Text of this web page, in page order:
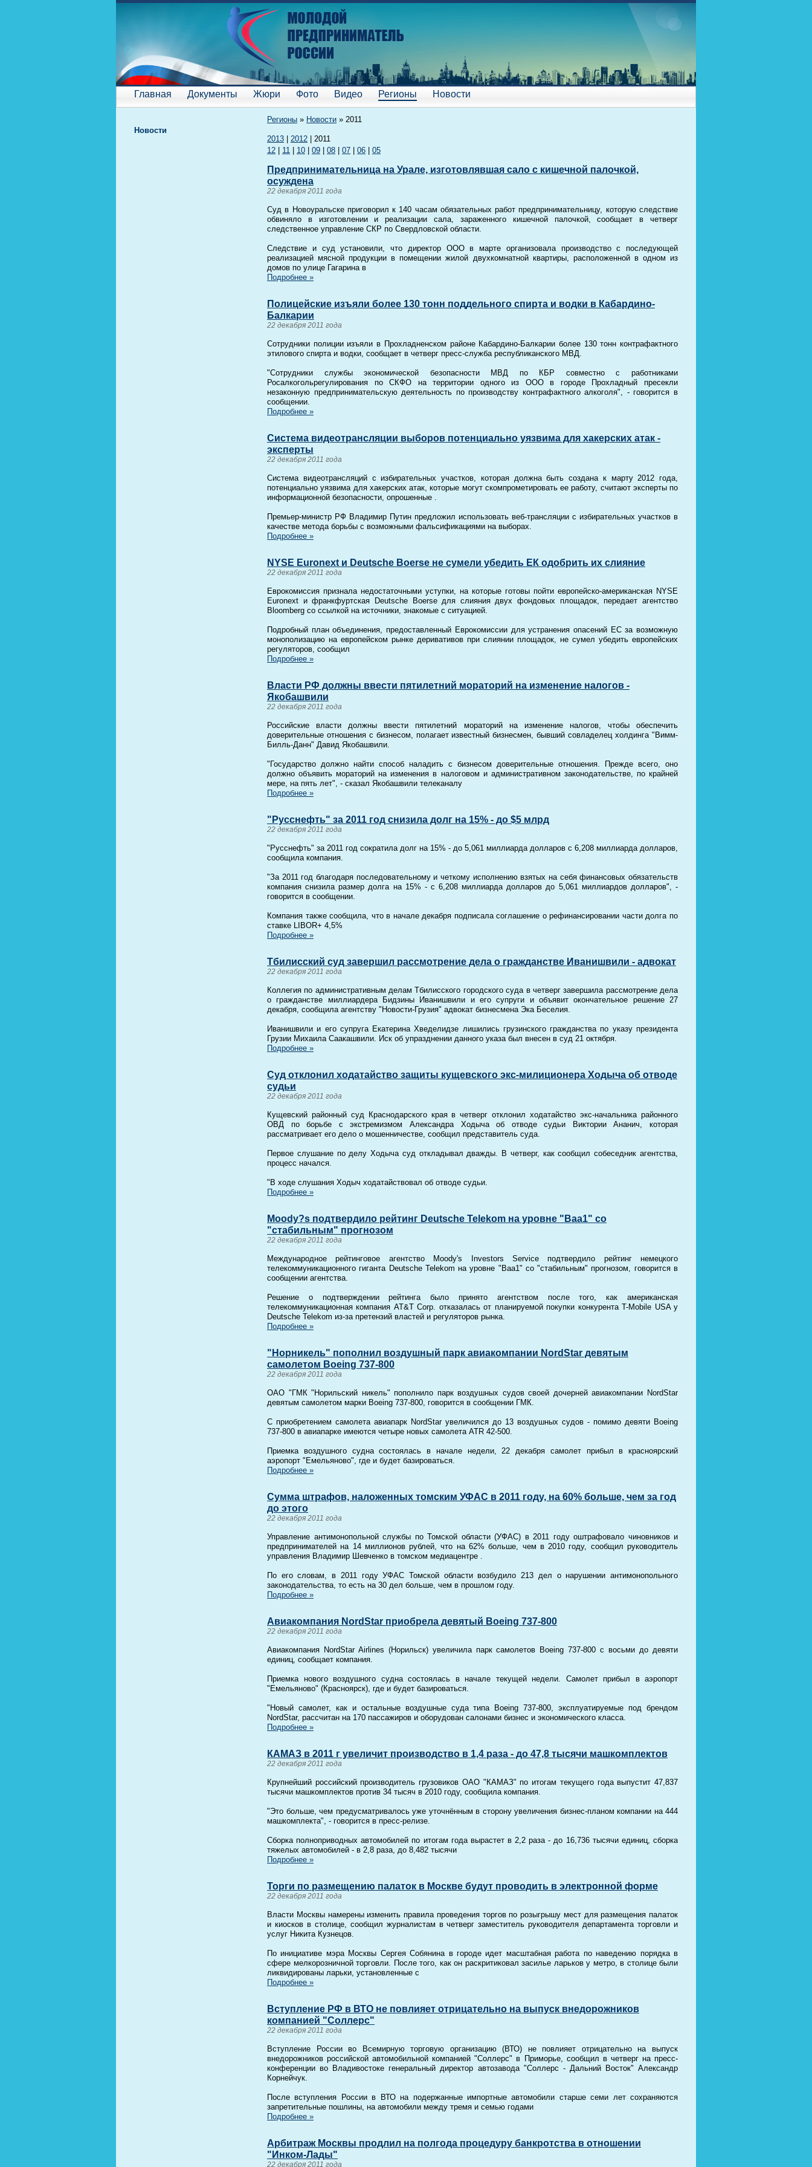
Главная Документы Жюри Фото Видео Регионы Новости
Регионы » Новости » 2011
2013 2012
2011
12
11 10 09 08 07 06 05
Предпринимательница на Урале, изготовлявшая сало с кишечной палочкой,
осуждена
22 декабря 2011 года
Суд в Новоуральске приговорил к 140 часам обязательных работ предпринимательницу, которую следствие
обвиняло в изготовлении и реализации сала, зараженного кишечной палочкой, сообщает в четверг
следственное управление СКР по Свердловской области.
Следствие и суд установили, что директор ООО в марте организовала производство с последующей
реализацией мясной продукции в помещении жилой двухкомнатной квартиры, расположенной в одном из
домов по улице Гагарина в
Подробнее »
Полицейские изъяли более 130 тонн поддельного спирта и водки в Кабардино-
Балкарии
22 декабря 2011 года
Сотрудники полиции изъяли в Прохладненском районе Кабардино-Балкарии более 130 тонн контрафактного
этилового спирта и водки, сообщает в четверг пресс-служба республиканского МВД.
"Сотрудники службы экономической безопасности МВД по КБР совместно с работниками
Росалкогольрегулирования по СКФО на территории одного из ООО в городе Прохладный пресекли
незаконную предпринимательскую деятельность по производству контрафактного алкоголя", - говорится в
сообщении.
Подробнее »
Система видеотрансляции выборов потенциально уязвима для хакерских атак -
эксперты
22 декабря 2011 года
Система видеотрансляций с избирательных участков, которая должна быть создана к марту 2012 года,
потенциально уязвима для хакерских атак, которые могут скомпрометировать ее работу, считают эксперты по
информационной безопасности, опрошенные .
Премьер-министр РФ Владимир Путин предложил использовать веб-трансляции с избирательных участков в
качестве метода борьбы с возможными фальсификациями на выборах.
Подробнее »
NYSE Euronext и Deutsche Boerse не сумели убедить ЕК одобрить их слияние
22 декабря 2011 года
Еврокомиссия признала недостаточными уступки, на которые готовы пойти европейско-американская NYSE
Euronext и франкфуртская Deutsche Boerse для слияния двух фондовых площадок, передает агентство
Bloomberg со ссылкой на источники, знакомые с ситуацией.
Подробный план объединения, предоставленный Еврокомиссии для устранения опасений ЕС за возможную
монополизацию на европейском рынке деривативов при слиянии площадок, не сумел убедить европейских
регуляторов, сообщил
Подробнее »
Власти РФ должны ввести пятилетний мораторий на изменение налогов -
Якобашвили
22 декабря 2011 года
Российские власти должны ввести пятилетний мораторий на изменение налогов, чтобы обеспечить
доверительные отношения с бизнесом, полагает известный бизнесмен, бывший совладелец холдинга "Вимм-
Билль-Данн" Давид Якобашвили.
"Государство должно найти способ наладить с бизнесом доверительные отношения. Прежде всего, оно
должно объявить мораторий на изменения в налоговом и административном законодательстве, по крайней
мере, на пять лет", - сказал Якобашвили телеканалу
Подробнее »
"Русснефть" за 2011 год снизила долг на 15% - до $5 млрд
22 декабря 2011 года
"Русснефть" за 2011 год сократила долг на 15% - до 5,061 миллиарда долларов с 6,208 миллиарда долларов,
сообщила компания.
"За 2011 год благодаря последовательному и четкому исполнению взятых на себя финансовых обязательств
компания снизила размер долга на 15% - с 6,208 миллиарда долларов до 5,061 миллиардов долларов", -
говорится в сообщении.
Компания также сообщила, что в начале декабря подписала соглашение о рефинансировании части долга по
ставке LIBOR+ 4,5%
Подробнее »
Тбилисский суд завершил рассмотрение дела о гражданстве Иванишвили - адвокат
22 декабря 2011 года
Коллегия по административным делам Тбилисского городского суда в четверг завершила рассмотрение дела
о гражданстве миллиардера Бидзины Иванишвили и его супруги и объявит окончательное решение 27
декабря, сообщила агентству "Новости-Грузия" адвокат бизнесмена Эка Беселия.
Иванишвили и его супруга Екатерина Хведелидзе лишились грузинского гражданства по указу президента
Грузии Михаила Саакашвили. Иск об упразднении данного указа был внесен в суд 21 октября.
Подробнее »
Суд отклонил ходатайство защиты кущевского экс-милиционера Ходыча об отводе
судьи
22 декабря 2011 года
Кущевский районный суд Краснодарского края в четверг отклонил ходатайство экс-начальника районного
ОВД по борьбе с экстремизмом Александра Ходыча об отводе судьи Виктории Ананич, которая
рассматривает его дело о мошенничестве, сообщил представитель суда.
Первое слушание по делу Ходыча суд откладывал дважды. В четверг, как сообщил собеседник агентства,
процесс начался.
"В ходе слушания Ходыч ходатайствовал об отводе судьи.
Подробнее »
Moody?s подтвердило рейтинг Deutsche Telekom на уровне "Baa1" со
"стабильным" прогнозом
22 декабря 2011 года
Международное рейтинговое агентство Moody's Investors Service подтвердило рейтинг немецкого
телекоммуникационного гиганта Deutsche Telekom на уровне "Baa1" со "стабильным" прогнозом, говорится в
сообщении агентства.
Решение о подтверждении рейтинга было принято агентством после того, как американская
телекоммуникационная компания AT&T Corp. отказалась от планируемой покупки конкурента T-Mobile USA у
Deutsche Telekom из-за претензий властей и регуляторов рынка.
Подробнее »
"Норникель" пополнил воздушный парк авиакомпании NordStar девятым
самолетом Boeing 737-800
22 декабря 2011 года
ОАО "ГМК "Норильский никель" пополнило парк воздушных судов своей дочерней авиакомпании NordStar
девятым самолетом марки Boeing 737-800, говорится в сообщении ГМК.
С приобретением самолета авиапарк NordStar увеличился до 13 воздушных судов - помимо девяти Boeing
737-800 в авиапарке имеются четыре новых самолета ATR 42-500.
Приемка воздушного судна состоялась в начале недели, 22 декабря самолет прибыл в красноярский
аэропорт "Емельяново", где и будет базироваться.
Подробнее »
Сумма штрафов, наложенных томским УФАС в 2011 году, на 60% больше, чем за год
до этого
22 декабря 2011 года
Управление антимонопольной службы по Томской области (УФАС) в 2011 году оштрафовало чиновников и
предпринимателей на 14 миллионов рублей, что на 62% больше, чем в 2010 году, сообщил руководитель
управления Владимир Шевченко в томском медиацентре .
По его словам, в 2011 году УФАС Томской области возбудило 213 дел о нарушении антимонопольного
законодательства, то есть на 30 дел больше, чем в прошлом году.
Подробнее »
Авиакомпания NordStar приобрела девятый Boeing 737-800
22 декабря 2011 года
Авиакомпания NordStar Airlines (Норильск) увеличила парк самолетов Boeing 737-800 с восьми до девяти
единиц, сообщает компания.
Приемка нового воздушного судна состоялась в начале текущей недели. Самолет прибыл в аэропорт
"Емельяново" (Красноярск), где и будет базироваться.
"Новый самолет, как и остальные воздушные суда типа Boeing 737-800, эксплуатируемые под брендом
NordStar, рассчитан на 170 пассажиров и оборудован салонами бизнес и экономического класса.
Подробнее »
КАМАЗ в 2011 г увеличит производство в 1,4 раза - до 47,8 тысячи машкомплектов
22 декабря 2011 года
Крупнейший российский производитель грузовиков ОАО "КАМАЗ" по итогам текущего года выпустит 47,837
тысячи машкомплектов против 34 тысяч в 2010 году, сообщила компания.
"Это больше, чем предусматривалось уже уточнённым в сторону увеличения бизнес-планом компании на 444
машкомплекта", - говорится в пресс-релизе.
Сборка полноприводных автомобилей по итогам года вырастет в 2,2 раза - до 16,736 тысячи единиц, сборка
тяжелых автомобилей - в 2,8 раза, до 8,482 тысячи
Подробнее »
Торги по размещению палаток в Москве будут проводить в электронной форме
22 декабря 2011 года
Власти Москвы намерены изменить правила проведения торгов по розыгрышу мест для размещения палаток
и киосков в столице, сообщил журналистам в четверг заместитель руководителя департамента торговли и
услуг Никита Кузнецов.
По инициативе мэра Москвы Сергея Собянина в городе идет масштабная работа по наведению порядка в
сфере мелкорозничной торговли. После того, как он раскритиковал засилье ларьков у метро, в столице были
ликвидированы ларьки, установленные с
Подробнее »
Вступление РФ в ВТО не повлияет отрицательно на выпуск внедорожников
компанией "Соллерс"
22 декабря 2011 года
Вступление России во Всемирную торговую организацию (ВТО) не повлияет отрицательно на выпуск
внедорожников российской автомобильной компанией "Соллерс" в Приморье, сообщил в четверг на пресс-
конференции во Владивостоке генеральный директор автозавода "Соллерс - Дальний Восток" Александр
Корнейчук.
После вступления России в ВТО на подержанные импортные автомобили старше семи лет сохраняются
запретительные пошлины, на автомобили между тремя и семью годами
Подробнее »
Арбитраж Москвы продлил на полгода процедуру банкротства в отношении
"Инком-Лады"
22 декабря 2011 года
Новости